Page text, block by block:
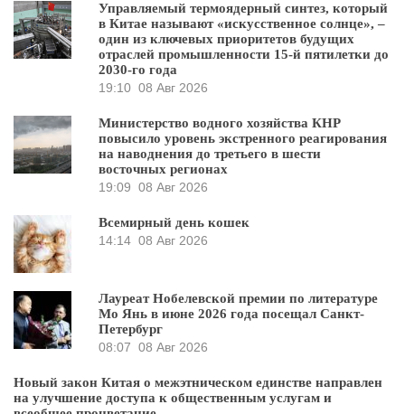
Управляемый термоядерный синтез, который
в Китае называют «искусственное солнце», –
один из ключевых приоритетов будущих
отраслей промышленности 15-й пятилетки до
2030-го года
19:10 08 Авг 2026
Министерство водного хозяйства КНР
повысило уровень экстренного реагирования
на наводнения до третьего в шести
восточных регионах
19:09 08 Авг 2026
Всемирный день кошек
14:14 08 Авг 2026
Лауреат Нобелевской премии по литературе
Мо Янь в июне 2026 года посещал Санкт-
Петербург
08:07 08 Авг 2026
Новый закон Китая о межэтническом единстве направлен
на улучшение доступа к общественным услугам и